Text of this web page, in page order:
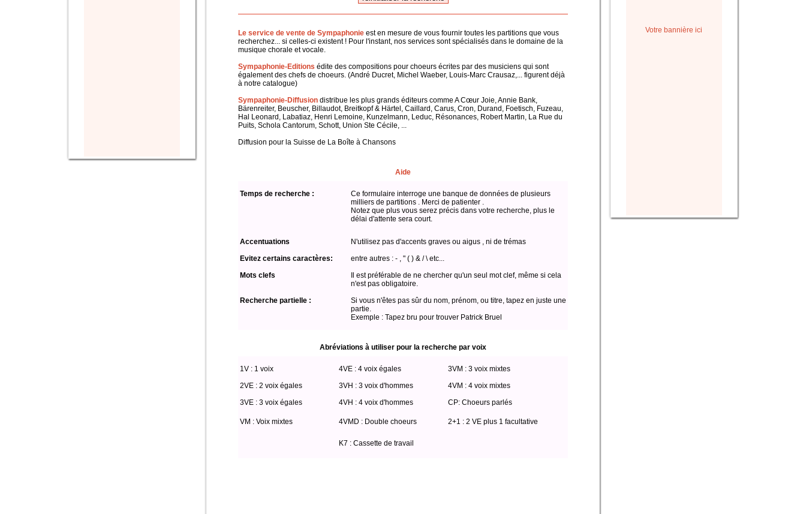
Le service de vente de Sympaphonie est en mesure de vous fournir toutes les partitions que vous
recherchez... si celles-ci existent ! Pour l'instant, nos services sont spécialisés dans le domaine de la
musique chorale et vocale.
Sympaphonie-Editions édite des compositions pour choeurs écrites par des musiciens qui sont
également des chefs de choeurs. (André Ducret, Michel Waeber, Louis-Marc Crausaz,... figurent déjà
à notre catalogue)
Sympaphonie-Diffusion distribue les plus grands éditeurs comme A Cœur Joie, Annie Bank,
Bärenreiter, Beuscher, Billaudot, Breitkopf & Härtel, Caillard, Carus, Cron, Durand, Foetisch, Fuzeau,
Hal Leonard, Labatiaz, Henri Lemoine, Kunzelmann, Leduc, Résonances, Robert Martin, La Rue du
Puits, Schola Cantorum, Schott, Union Ste Cécile, ...
Diffusion pour la Suisse de La Boîte à Chansons
Aide
Temps de recherche :
Ce formulaire interroge une banque de données de plusieurs
milliers de partitions . Merci de patienter .
Notez que plus vous serez précis dans votre recherche, plus le
délai d'attente sera court.
Accentuations
N'utilisez pas d'accents graves ou aigus , ni de trémas
Evitez certains caractères:
entre autres : - , " ( ) & / \ etc...
Mots clefs
Il est préférable de ne chercher qu'un seul mot clef, même si cela
n'est pas obligatoire.
Recherche partielle :
Si vous n'êtes pas sûr du nom, prénom, ou titre, tapez en juste une
partie.
Exemple : Tapez bru pour trouver Patrick Bruel
Abréviations à utiliser pour la recherche par voix
1V : 1 voix 4VE : 4 voix égales
3VM : 3 voix mixtes
2VE : 2 voix égales
3VH : 3 voix d'hommes
4VM : 4 voix mixtes
3VE : 3 voix égales
4VH : 4 voix d'hommes CP: Choeurs parlés
VM : Voix mixtes 4VMD : Double choeurs 2+1 : 2 VE plus 1 facultative
K7 : Cassette de travail
Votre bannière ici